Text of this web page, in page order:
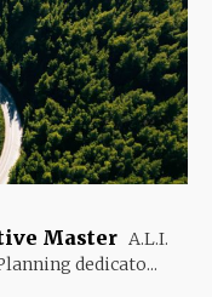
Master A.L.I.
dedicato...